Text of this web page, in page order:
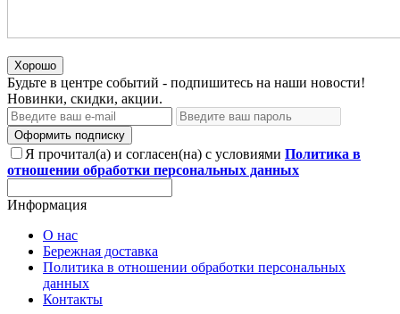
Хорошо
Будьте в центре событий - подпишитесь на наши новости!
Новинки, скидки, акции.
Оформить подписку
Я прочитал(а) и согласен(на) с условиями Политика в
отношении обработки персональных данных
Информация
О нас
Бережная доставка
Политика в отношении обработки персональных
данных
Контакты